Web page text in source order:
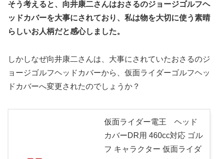
そう考えると、向井康二さんはおさるのジョージゴルフヘ
ッドカバーを大事にされており、私は物を大切に使う素晴
らしいお人柄だと感心しました。
しかしなぜ向井康二さんは、大事にされていたおさるのジ
ョージゴルフヘッドカバーから、仮面ライダーゴルフヘッ
ドカバーへ変更されたのでしょうか？
仮面ライダー電王 ヘッド
カバーDR用 460cc対応 ゴル
フ キャラクター 仮面ライダ